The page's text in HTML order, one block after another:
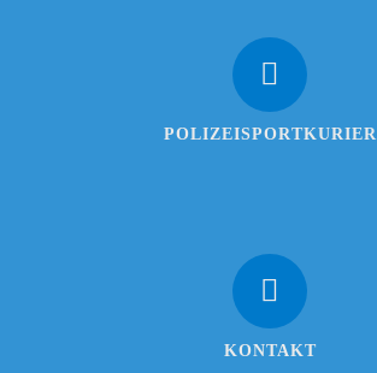
POLIZEISPORTKURIER
KONTAKT